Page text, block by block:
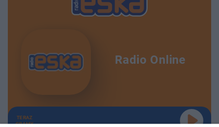
Radio Online
TERAZ
GRAMY